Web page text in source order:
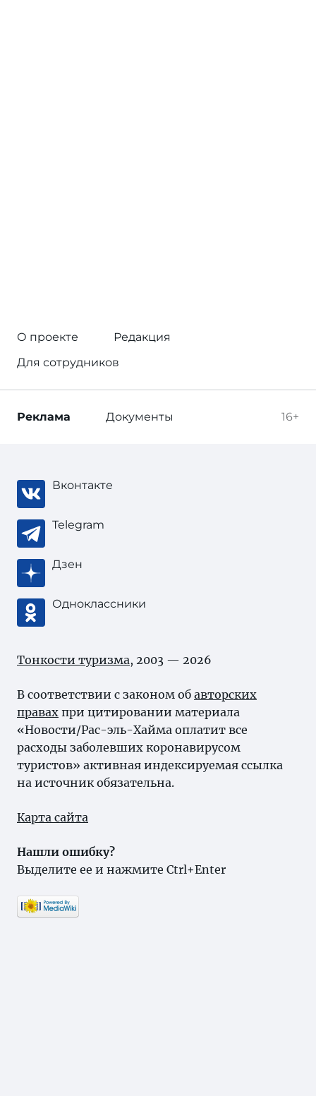
О проекте
Редакция
Для сотрудников
16+
Реклама Документы
Вконтакте
Telegram
Дзен
Одноклассники
Тонкости туризма, 2003 — 2026
В соответствии с законом об авторских
правах при цитировании материала
«Новости/Рас-эль-Хайма оплатит все
расходы заболевших коронавирусом
туристов» активная индексируемая ссылка
на источник обязательна.
Карта сайта
Нашли ошибку?
Выделите ее и нажмите Ctrl+Enter